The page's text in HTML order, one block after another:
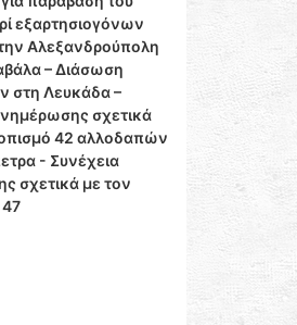
εξαρτησιογόνων
Αλεξανδρούπολη
– Διάσωση
στη Λευκάδα –
σχετικά
42 αλλοδαπών
- Συνέχεια
σχετικά με τον